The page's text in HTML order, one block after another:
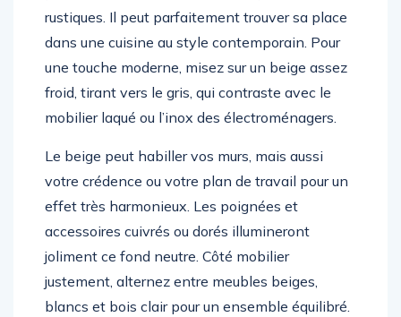
rustiques. Il peut parfaitement trouver sa place
dans une cuisine au style contemporain. Pour
une touche moderne, misez sur un beige assez
froid, tirant vers le gris, qui contraste avec le
mobilier laqué ou l’inox des électroménagers.
Le beige peut habiller vos murs, mais aussi
votre crédence ou votre plan de travail pour un
effet très harmonieux. Les poignées et
accessoires cuivrés ou dorés illumineront
joliment ce fond neutre. Côté mobilier
justement, alternez entre meubles beiges,
blancs et bois clair pour un ensemble équilibré.